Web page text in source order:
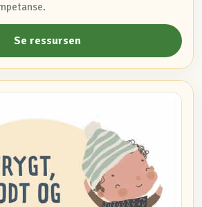
Se ressursen